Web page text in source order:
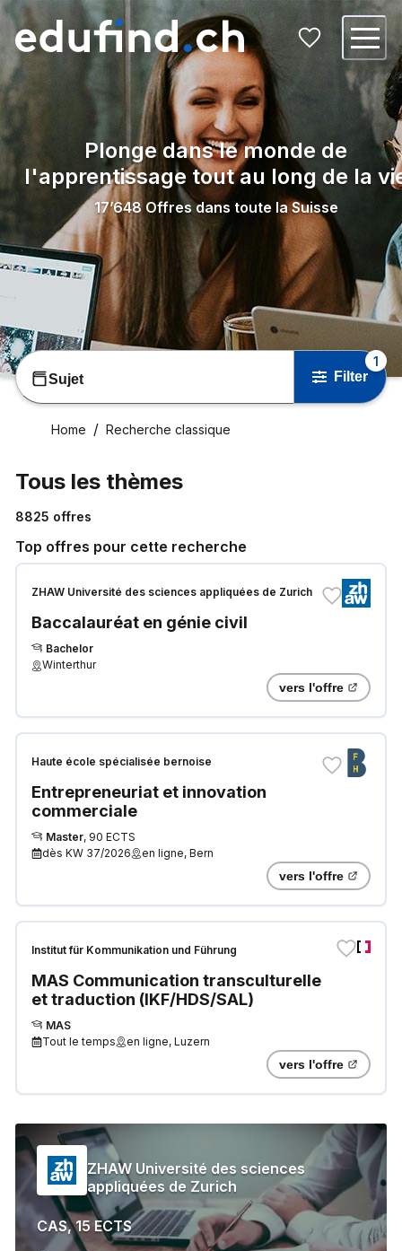
Plonge dans le monde de
l'apprentissage tout au long de la
17’648 Offres dans toute la Suisse
Sujet Filter
1
Home Recherche classique
Tous les thèmes
8825 offres
Top offres pour cette recherche
ZHAW Université des sciences appliquées de Zurich
Baccalauréat en génie civil
Bachelor
Winterthur
vers l'offre
Haute école spécialisée bernoise
Entrepreneuriat et innovation
commerciale
Master, 90 ECTS
dès KW 37/2026 en ligne, Bern
vers l'offre
Institut für Kommunikation und Führung
MAS Communication transculturelle
et traduction (IKF/HDS/SAL)
MAS
Tout le temps
en ligne, Luzern
vers l'offre
ZHAW Université des sciences
appliquées de Zurich
CAS, 15 ECTS